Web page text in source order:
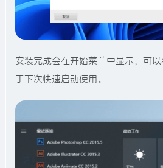
安装完成会在开始菜单中显示，可
于下次快速启动使用。